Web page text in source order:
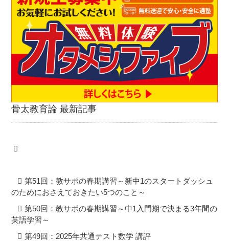
骨太教育論 最新記事
第51回：教サポの春期講習～新中1のスタートダッシュ
のためにおさえておきたい5つのこと～
第50回：教サポの春期講習～中1入門期で決まる3年間の
英語学習～
第49回：2025年共通テスト数学 講評